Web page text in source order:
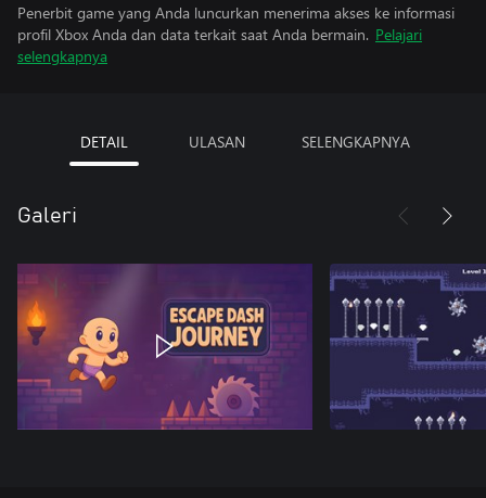
Penerbit game yang Anda luncurkan menerima akses ke informasi
profil Xbox Anda dan data terkait saat Anda bermain. Pelajari
selengkapnya
DETAIL ULASAN SELENGKAPNYA
Galeri